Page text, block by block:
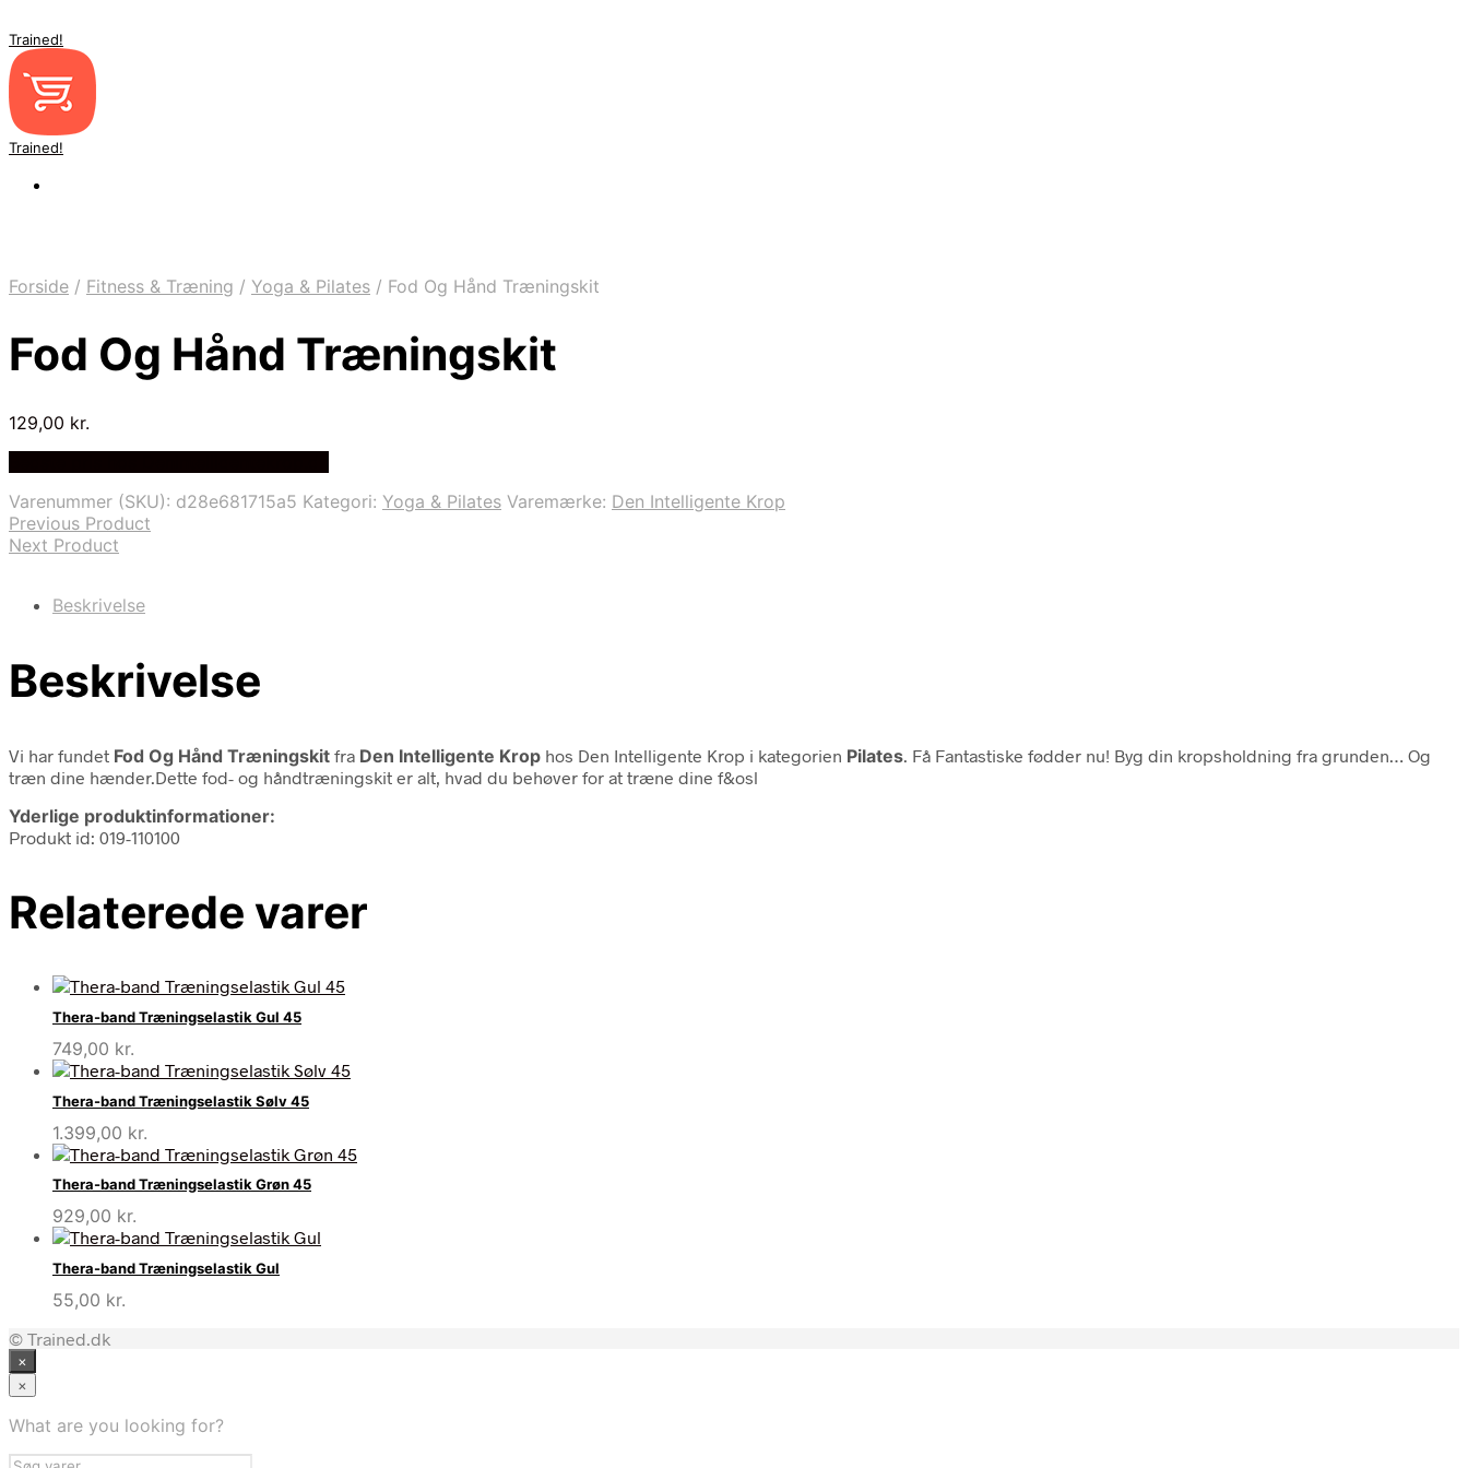
Trained!
Trained!
Forside / Fitness & Træning / Yoga & Pilates / Fod Og Hånd Træningskit
Fod Og Hånd Træningskit
129,00 kr.
Varenummer (SKU): d28e681715a5 Kategori: Yoga & Pilates Varemærke: Den Intelligente Krop
Previous Product
Next Product
Beskrivelse
Beskrivelse
Vi har fundet Fod Og Hånd Træningskit fra Den Intelligente Krop hos Den Intelligente Krop i kategorien Pilates . Få Fantastiske fødder nu! Byg din kropsholdning fra grunden… Og
træn dine hænder.Dette fod- og håndtræningskit er alt, hvad du behøver for at træne dine f&osl
Yderlige produktinformationer:
Produkt id: 019-110100
Relaterede varer
Thera-band Træningselastik Gul 45
749,00 kr.
Thera-band Træningselastik Sølv 45
1.399,00 kr.
Thera-band Træningselastik Grøn 45
929,00 kr.
Thera-band Træningselastik Gul
55,00 kr.
© Trained.dk
×
×
What are you looking for?